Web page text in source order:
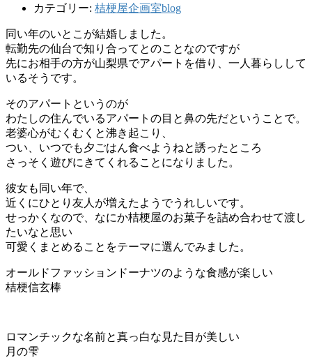
カテゴリー: 桔梗屋企画室blog
同い年のいとこが結婚しました。
転勤先の仙台で知り合ってとのことなのですが
先にお相手の方が山梨県でアパートを借り、一人暮らしして
いるそうです。
そのアパートというのが
わたしの住んでいるアパートの目と鼻の先だということで。
老婆心がむくむくと沸き起こり、
つい、いつでも夕ごはん食べようねと誘ったところ
さっそく遊びにきてくれることになりました。
彼女も同い年で、
近くにひとり友人が増えたようでうれしいです。
せっかくなので、なにか桔梗屋のお菓子を詰め合わせて渡し
たいなと思い
可愛くまとめることをテーマに選んでみました。
オールドファッションドーナツのような食感が楽しい
桔梗信玄棒
ロマンチックな名前と真っ白な見た目が美しい
月の雫